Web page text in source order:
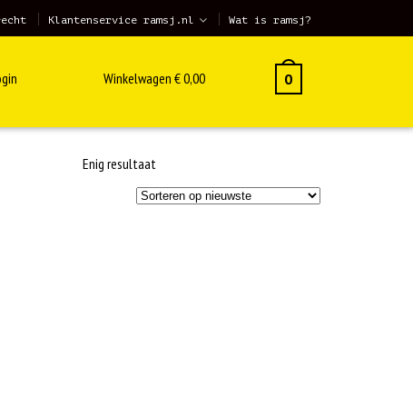
Klantenservice ramsj.nl Wat is ramsj?
Winkelwagen €0,00 0
Enig resultaat